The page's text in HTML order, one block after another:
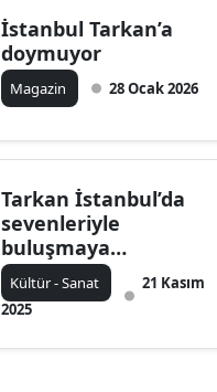
İstanbul Tarkan’a
doymuyor
Magazin 28 Ocak 2026
Tarkan İstanbul’da
sevenleriyle
buluşmaya
hazırlanıyor özlem
bitiyor….
Kültür - Sanat
21 Kasım
2025